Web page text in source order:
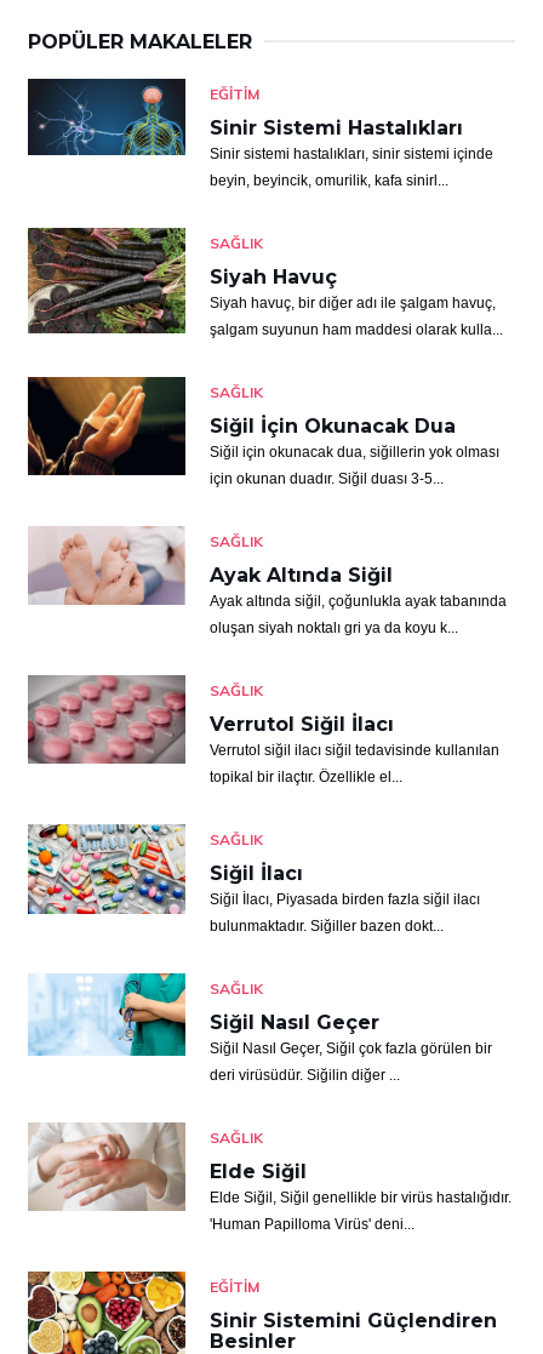
POPÜLER MAKALELER
EĞITIM
Sinir Sistemi Hastalıkları
Sinir sistemi hastalıkları, sinir sistemi içinde
beyin, beyincik, omurilik, kafa sinirl...
SAĞLIK
Siyah Havuç
Siyah havuç, bir diğer adı ile şalgam havuç,
şalgam suyunun ham maddesi olarak kulla...
SAĞLIK
Siğil İçin Okunacak Dua
Siğil için okunacak dua, siğillerin yok olması
için okunan duadır. Siğil duası 3-5...
SAĞLIK
Ayak Altında Siğil
Ayak altında siğil, çoğunlukla ayak tabanında
oluşan siyah noktalı gri ya da koyu k...
SAĞLIK
Verrutol Siğil İlacı
Verrutol siğil ilacı siğil tedavisinde kullanılan
topikal bir ilaçtır. Özellikle el...
SAĞLIK
Siğil İlacı
Siğil İlacı, Piyasada birden fazla siğil ilacı
bulunmaktadır. Siğiller bazen dokt...
SAĞLIK
Siğil Nasıl Geçer
Siğil Nasıl Geçer, Siğil çok fazla görülen bir
deri virüsüdür. Siğilin diğer ...
SAĞLIK
Elde Siğil
Elde Siğil, Siğil genellikle bir virüs hastalığıdır.
'Human Papilloma Virüs' deni...
EĞITIM
Sinir Sistemini Güçlendiren
Besinler